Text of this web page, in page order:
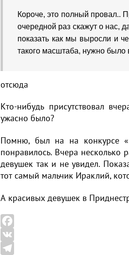
Короче, это полный провал..
очередной раз скажут о нас,
показать как мы выросли и
такого масштаба, нужно было
отсюда
Кто-нибудь присутствовал
ужасно было?
Помню, был на на конкурсе
понравилось. Вчера
девушек так и не увидел.
тот самый мальчик Ираклий,
А красивых девушек в
F
aV